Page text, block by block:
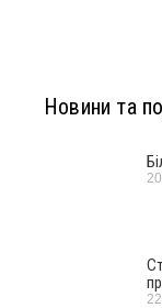
Новини та